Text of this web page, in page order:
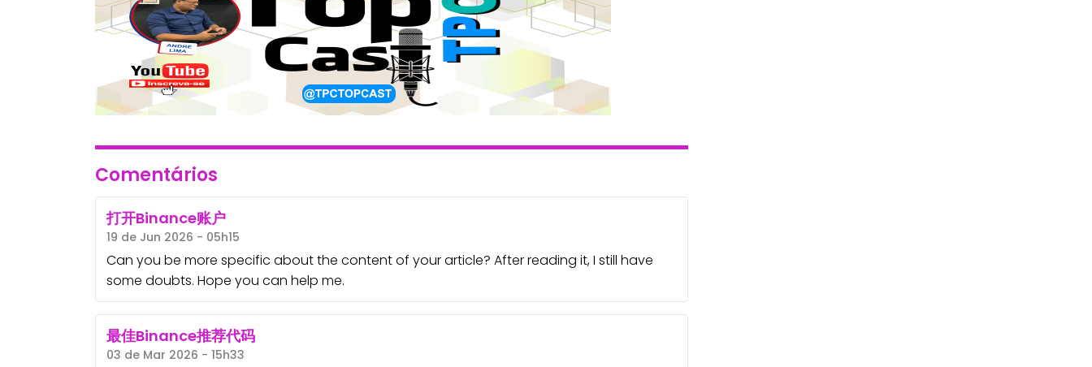
Comentários
打开Binance账户
19 de Jun 2026 - 05h15
Can you be more specific about the content of your article? After reading it, I still have
some doubts. Hope you can help me.
最佳Binance推荐代码
03 de Mar 2026 - 15h33